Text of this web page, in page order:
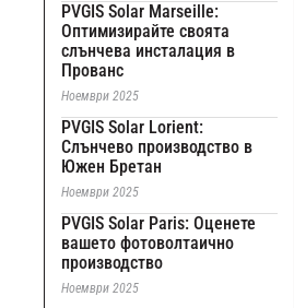
PVGIS Solar Marseille:
Оптимизирайте своята
слънчева инсталация в
Прованс
Ноември 2025
PVGIS Solar Lorient:
Слънчево производство в
Южен Бретан
Ноември 2025
PVGIS Solar Paris: Оценете
вашето фотоволтаично
производство
Ноември 2025